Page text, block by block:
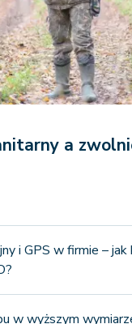
a
i GPS w firmie –
w wyższym